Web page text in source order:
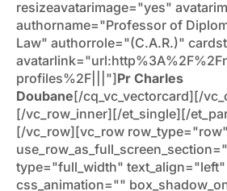
resizeavatarimage="yes"
authorname="Professor of
Law" authorrole="(C.A.R.)"
profiles%2F|||"]Pr Charles
Doubane[/cq_vc_vectorcard][/
[/vc_row_inner][/et_single][/
[/vc_row][vc_row row_type="row"
type="full_width"
css_animation=""